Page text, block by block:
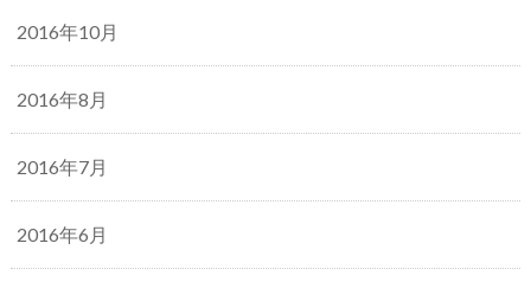
2016年10月
2016年8月
2016年7月
2016年6月